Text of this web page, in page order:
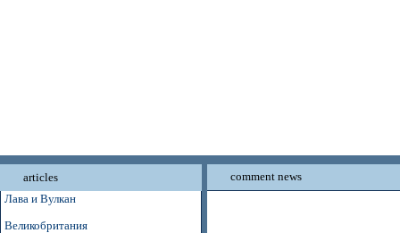
articles
Лава и Вулкан
Великобритания
comment news